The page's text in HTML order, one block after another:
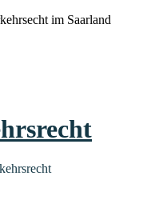
im Saarland